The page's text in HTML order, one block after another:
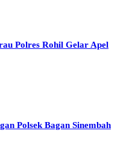
Polres Rohil Gelar Apel
Polsek Bagan Sinembah